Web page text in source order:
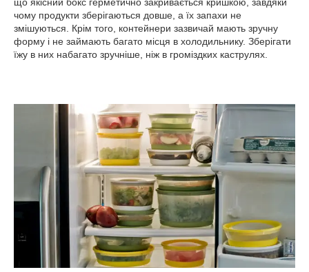
чому продукти зберігаються довше, а їх запахи не
змішуються. Крім того, контейнери зазвичай мають зручну
форму і не займають багато місця в холодильнику. Зберігати
їжу в них набагато зручніше, ніж в громіздких каструлях.